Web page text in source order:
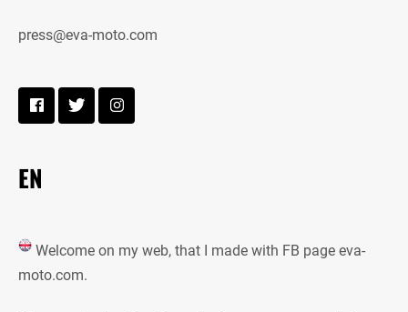
press@eva-moto.com
EN
Welcome on my web, that I made with FB page eva-
moto.com.